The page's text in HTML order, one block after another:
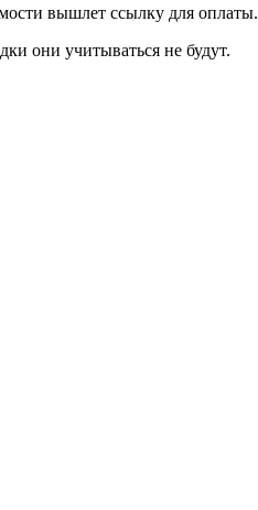
вышлет ссылку для оплаты.
они учитываться не будут.